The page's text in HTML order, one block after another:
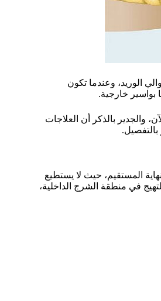
الوريد، وعندما تكون
بواسير خارجية.
والجدير بالذكر أن العلاجات
بالتفصيل.
المستقيم، حيث لا يستطيع
في منطقة الشرج الداخلية،